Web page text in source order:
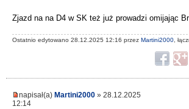
Zjazd na na D4 w SK też już prowadzi omijając
Ostatnio edytowano 28.12.2025 12:16 przez Martini2000 ,
napisał(a) Martini2000 » 28.12.2025
12:14